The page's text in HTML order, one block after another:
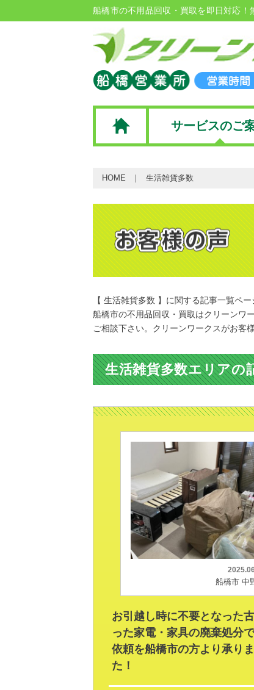
船橋市の不用品回収・買取を即日対応！
サービスのご
HOME 生活雑貨多数
【 生活雑貨多数 】に関する記事一覧ペー
船橋市の不用品回収・買取はクリーンワ
ご相談下さい。クリーンワークスがお客
生活雑貨多数エリアの
船橋市 中
お引越し時に不要となった
った家電・家具の廃棄処分
依頼を船橋市の方より承り
た！